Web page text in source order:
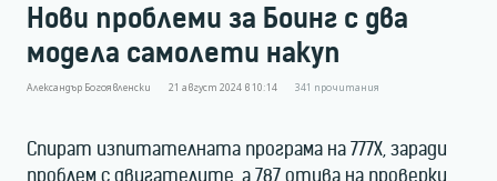
Нови проблеми за Боинг с два
модела самолети накуп
Александър Богоявленски 21 август 2024 в 10:14 341 прочитания
Спират изпитателната програма на 777Х, заради
проблем с двигателите, а 787 отива на проверки,